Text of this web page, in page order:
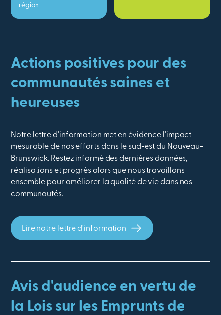
région
Actions positives pour des
communautés saines et
heureuses
Notre lettre d'information met en évidence l'impact
mesurable de nos efforts dans le sud-est du Nouveau-
Brunswick. Restez informé des dernières données,
réalisations et progrès alors que nous travaillons
ensemble pour améliorer la qualité de vie dans nos
communautés.
Lire notre lettre d'information
Avis d'audience en vertu de
la Lois sur les Emprunts de